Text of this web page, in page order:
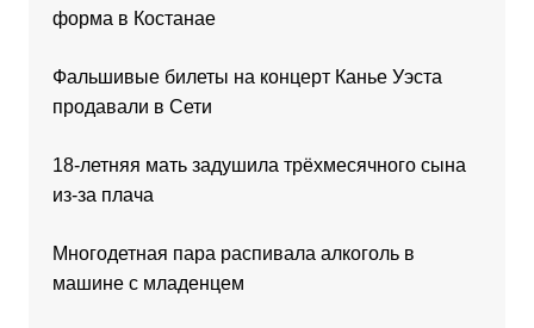
форма в Костанае
Фальшивые билеты на концерт Канье Уэста
продавали в Сети
18-летняя мать задушила трёхмесячного сына
из-за плача
Многодетная пара распивала алкоголь в
машине с младенцем